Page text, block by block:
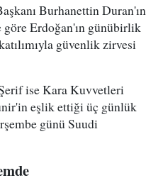
Burhanettin Duran'ın
göre Erdoğan'ın günübirlik
güvenlik zirvesi
ise Kara Kuvvetleri
eşlik ettiği üç günlük
günü Suudi